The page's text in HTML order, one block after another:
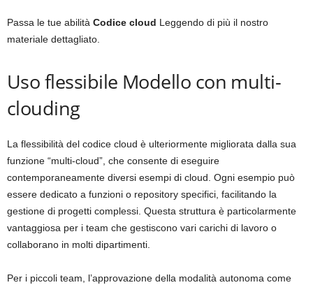
Passa le tue abilità Codice cloud Leggendo di più il nostro
materiale dettagliato.
Uso flessibile Modello con multi-
clouding
La flessibilità del codice cloud è ulteriormente migliorata dalla sua
funzione “multi-cloud”, che consente di eseguire
contemporaneamente diversi esempi di cloud. Ogni esempio può
essere dedicato a funzioni o repository specifici, facilitando la
gestione di progetti complessi. Questa struttura è particolarmente
vantaggiosa per i team che gestiscono vari carichi di lavoro o
collaborano in molti dipartimenti.
Per i piccoli team, l’approvazione della modalità autonoma come